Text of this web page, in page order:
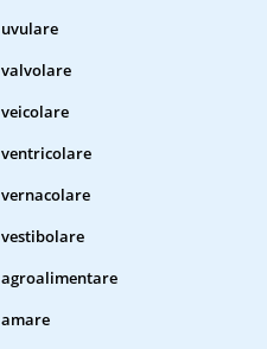
uvulare
valvolare
veicolare
ventricolare
vernacolare
vestibolare
agroalimentare
amare